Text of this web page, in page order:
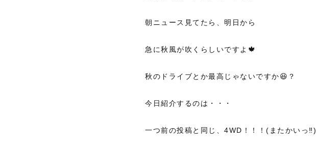
朝ニュース見てたら、明日から
急に秋風が吹くらしいですよ🍁
秋のドライブとか最高じゃないですか😆？
今日紹介するのは・・・
一つ前の投稿と同じ、4WD！！！(またかいっ‼)